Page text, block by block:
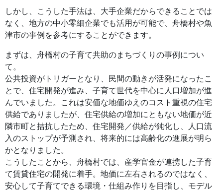
しかし、こうした手法は、大手企業だからできることでは
なく、地方の中小零細企業でも活用が可能で、舟橋村や魚
津市の事例を参考にすることができます。
まずは、舟橋村の子育て共助のまちづくりの事例につい
て。
公共投資がトリガーとなり、民間の動きが活発になったこ
とで、住宅開発が進み、子育て世代を中心に人口増加が進
んでいました。これは安価な地価ゆえのコスト重視の住宅
供給でありましたが、住宅供給の増加にともない地価が近
隣市町と拮抗したため、住宅開発／供給が鈍化し、人口流
入のストップが予測され、将来的には高齢化の進展が明ら
かとなりました。
こうしたことから、舟橋村では、産学官金が連携した子育
て賃貸住宅の開発に着手。地価に左右されるのではなく、
安心して子育てできる環境・仕組み作りを目指し、モデル